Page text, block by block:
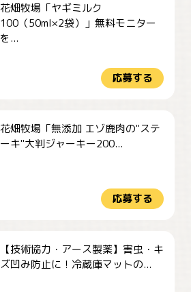
花畑牧場「ヤギミルク
100（50ml×2袋）」無料モニター
を...
応募する
花畑牧場「無添加 エゾ鹿肉の"ステ
ーキ"大判ジャーキー200...
応募する
【技術協力・アース製薬】害虫・キ
ズ凹み防止に！冷蔵庫マットの...